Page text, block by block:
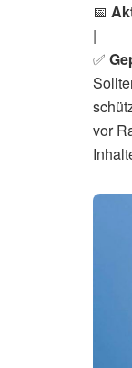
📅
|
✅
vor